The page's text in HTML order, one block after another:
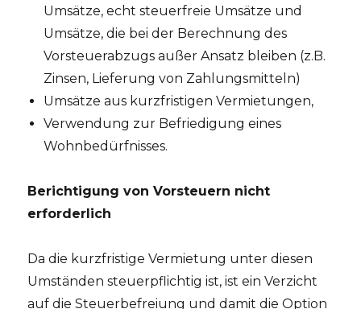
Umsätze, echt steuerfreie Umsätze und
Umsätze, die bei der Berechnung des
Vorsteuerabzugs außer Ansatz bleiben (z.B.
Zinsen, Lieferung von Zahlungsmitteln)
Umsätze aus kurzfristigen Vermietungen,
Verwendung zur Befriedigung eines
Wohnbedürfnisses.
Berichtigung von Vorsteuern nicht
erforderlich
Da die kurzfristige Vermietung unter diesen
Umständen steuerpflichtig ist, ist ein Verzicht
auf die Steuerbefreiung und damit die Option